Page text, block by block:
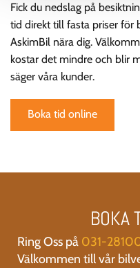
Fick du nedslag på
tid direkt till fasta priser för
AskimBil nära dig.
kostar det mindre och blir
säger våra kunder.
Boka tid online
BOKA
Ring Oss på 031-
Välkommen till vår